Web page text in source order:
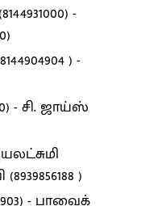
-
) -
- சி. ஜாய்ஸ்
)
- பாவைக்